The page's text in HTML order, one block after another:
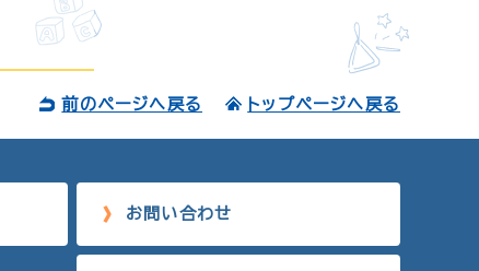
前のページへ戻る トップページへ戻る
お問い合わせ